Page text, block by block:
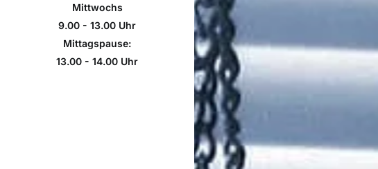
Mittwochs
9.00 - 13.00 Uhr
Mittagspause:
13.00 - 14.00 Uhr